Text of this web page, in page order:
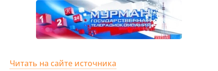
Читать на сайте источника